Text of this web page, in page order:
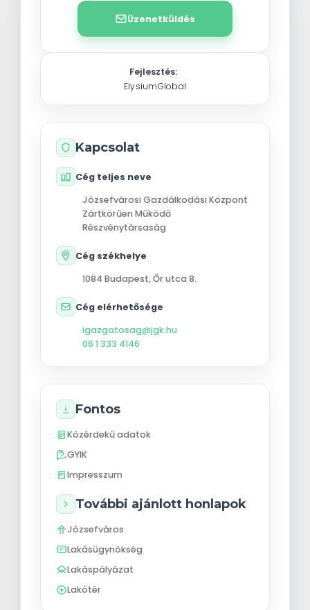
Üzenetküldés
Fejlesztés:
ElysiumGlobal
Kapcsolat
Cég teljes neve
Józsefvárosi Gazdálkodási Központ
Zártkörűen Működő
Részvénytársaság
Cég székhelye
1084 Budapest,Őr utca 8.
Cég elérhetősége
igazgatosag@jgk.hu
06 1 333 4146
Fontos
Közérdekű adatok
GYIK
Impresszum
További ajánlott honlapok
Józsefváros
Lakásügynökség
Lakáspályázat
Lakótér